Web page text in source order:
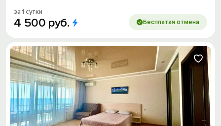
за 1 сутки
4 500 руб. Бесплатая отмена